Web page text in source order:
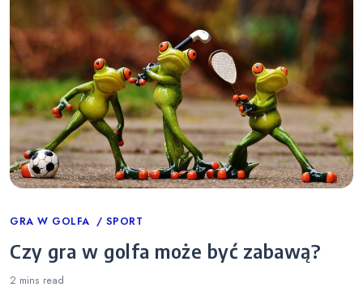
Categories
GRA W GOLFA SPORT
Czy gra w golfa może być zabawą?
2 mins read